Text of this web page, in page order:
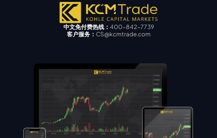
中文免付费热线： 400-842-7739
客户服务： CS@kcmtrade.com